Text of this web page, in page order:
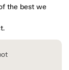
the best we